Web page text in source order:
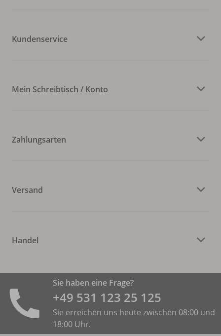
Kundenservice
Mein Schreibtisch / Konto
Zahlungsarten
Versand
Handel
Sie haben eine Frage?
+49 531 ­123 25 125
Sie erreichen uns heute zwischen 08:00 und
18:00 Uhr.